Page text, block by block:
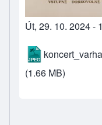
Út, 29. 10. 2024 -
(1.66 MB)